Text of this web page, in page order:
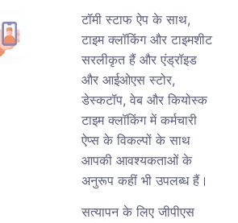
टॉमी स्टाफ ऐप के साथ,
टाइम क्लॉकिंग और टाइमशीट
सरलीकृत हैं और एंड्रॉइड
और आईओएस स्टोर,
डेस्कटॉप, वेब और कियोस्क
टाइम क्लॉकिंग में कर्मचारी
ऐप्स के विकल्पों के साथ
आपकी आवश्यकताओं के
अनुरूप कहीं भी उपलब्ध हैं।
सत्यापन के लिए जीपीएस